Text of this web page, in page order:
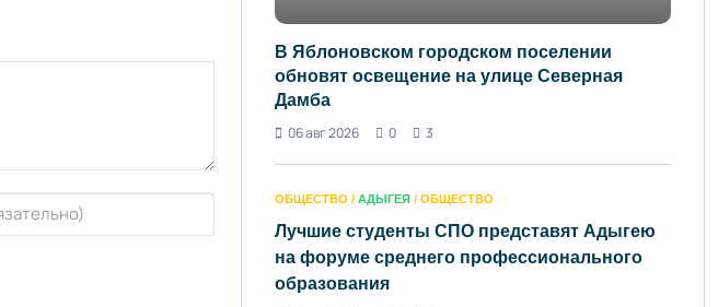
В Яблоновском городском поселении
обновят освещение на улице Северная
Дамба
06 авг 2026
0 3
ОБЩЕСТВО / АДЫГЕЯ / ОБЩЕСТВО
Лучшие студенты СПО представят Адыгею
на форуме среднего профессионального
образования